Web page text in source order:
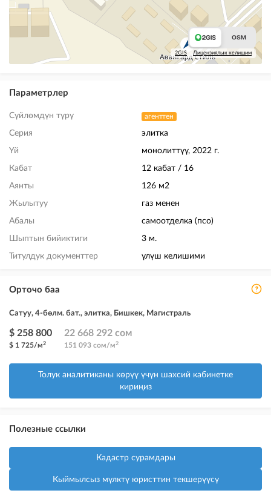
2GIS Лицензиялык келишим
Параметрлер
Сүйлөмдүн түрү агенттен
Серия элитка
Үй монолиттүү, 2022 г.
Кабат 12 кабат / 16
Аянты 126 м2
Жылытуу газ менен
Абалы самоотделка (псо)
Шыптын бийиктиги 3 м.
Титулдук документтер үлүш келишими
Орточо баа
Сатуу, 4-бөлм. бат., элитка, Бишкек, Магистраль
$ 258 800
$ 1 725/м2
22 668 292 сом
151 093 сом/м2
Толук аналитиканы көрүү үчүн шахсий кабинетке
кириңиз
Полезные ссылки
Кадастр сурамдары
Кыймылсыз мүлктү юристтин текшерүүсү